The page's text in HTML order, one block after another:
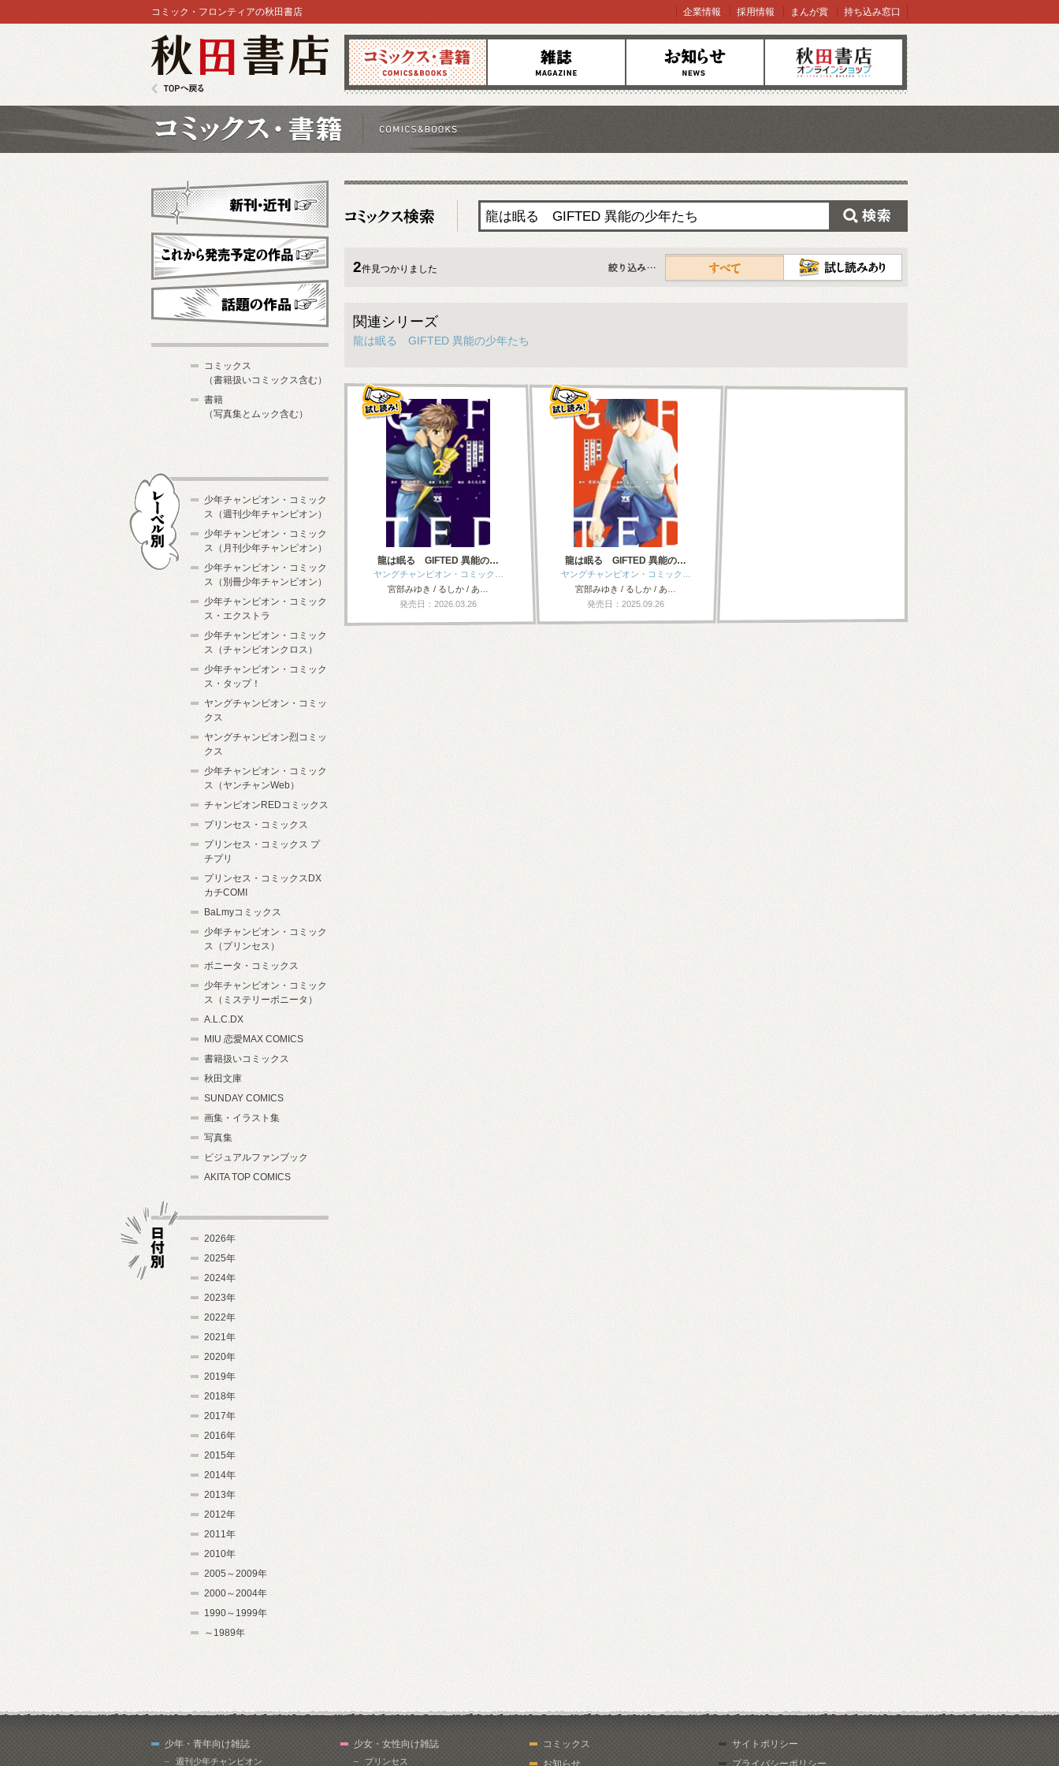
コミックス 雑誌 お知らせ オンラインショップ
コミック・フロンティアの秋田書店 企業情報 採用情報 まんが賞 持ち込み窓口
2件見つかりました
すべて
関連シリーズ
龍は眠る GIFTED 異能の少年たち
龍は眠る GIFTED 異能の…
ヤングチャンピオン・コミック…
宮部みゆき / るしか / あ…
発売日：2026.03.26
龍は眠る GIFTED 異能の…
ヤングチャンピオン・コミック…
宮部みゆき / るしか / あ…
発売日：2025.09.26
新刊・近刊
これから発売予定
コミックス
（書籍扱いコミックス含む）
書籍
（写真集とムック含む）
少年チャンピオン・コミック
ス（週刊少年チャンピオン）
少年チャンピオン・コミック
ス（月刊少年チャンピオン）
少年チャンピオン・コミック
ス（別冊少年チャンピオン）
少年チャンピオン・コミック
ス・エクストラ
少年チャンピオン・コミック
ス（チャンピオンクロス）
少年チャンピオン・コミック
ス・タップ！
ヤングチャンピオン・コミッ
クス
ヤングチャンピオン烈コミッ
クス
少年チャンピオン・コミック
ス（ヤンチャンWeb）
チャンピオンREDコミックス
プリンセス・コミックス
プリンセス・コミックス プ
チプリ
プリンセス・コミックスDX
カチCOMI
BaLmyコミックス
少年チャンピオン・コミック
ス（プリンセス）
ボニータ・コミックス
少年チャンピオン・コミック
ス（ミステリーボニータ）
A.L.C.DX
MIU 恋愛MAX COMICS
書籍扱いコミックス
秋田文庫
SUNDAY COMICS
画集・イラスト集
写真集
ビジュアルファンブック
AKITA TOP COMICS
2026年
2025年
2024年
2023年
2022年
2021年
2020年
2019年
2018年
2017年
2016年
2015年
2014年
2013年
2012年
2011年
2010年
2005～2009年
2000～2004年
1990～1999年
～1989年
少年・青年向け雑誌
週刊少年チャンピオン
少女・女性向け雑誌
プリンセス
コミックス
お知らせ
サイトポリシー
プライバシーポリシー